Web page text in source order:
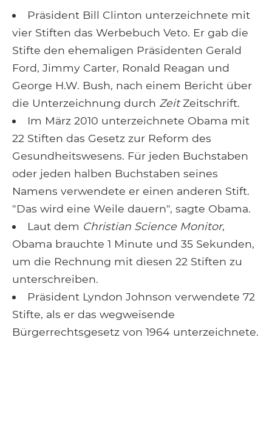
Präsident Bill Clinton unterzeichnete mit
vier Stiften das Werbebuch Veto. Er gab die
Stifte den ehemaligen Präsidenten Gerald
Ford, Jimmy Carter, Ronald Reagan und
George H.W. Bush, nach einem Bericht über
die Unterzeichnung durch ZeitZeitschrift.
Im März 2010 unterzeichnete Obama mit
22 Stiften das Gesetz zur Reform des
Gesundheitswesens. Für jeden Buchstaben
oder jeden halben Buchstaben seines
Namens verwendete er einen anderen Stift.
"Das wird eine Weile dauern", sagte Obama.
Laut dem Christian Science Monitor,
Obama brauchte 1 Minute und 35 Sekunden,
um die Rechnung mit diesen 22 Stiften zu
unterschreiben.
Präsident Lyndon Johnson verwendete 72
Stifte, als er das wegweisende
Bürgerrechtsgesetz von 1964 unterzeichnete.